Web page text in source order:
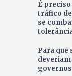
É
tráfico
se
Para que
governos